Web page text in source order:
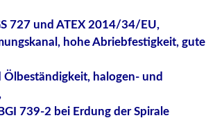
727 und ATEX 2014/34/EU,
hohe Abriebfestigkeit, gute
halogen- und
739-2 bei Erdung der Spirale